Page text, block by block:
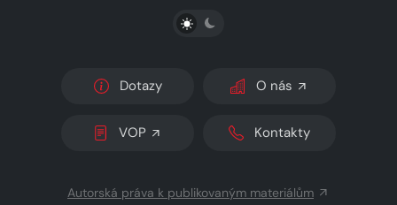
PŘEPNOUT SVĚTLÝ/TMAVÝ REŽIM
Dotazy O nás
VOP Kontakty
Autorská práva k publikovaným materiálům